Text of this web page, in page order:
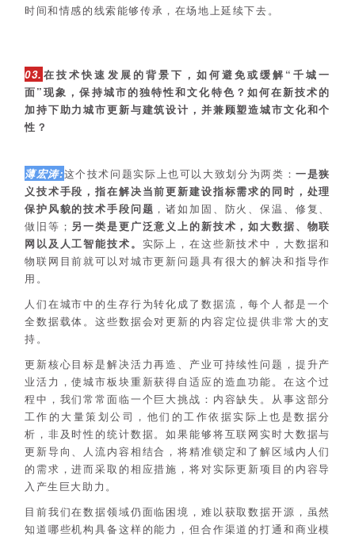
时间和情感的线索能够传承，在场地上延续下去。
03. 在技术快速发展的背景下，如何避免或缓解“千城一
面”现象，保持城市的独特性和文化特色？如何在新技术的
加持下助力城市更新与建筑设计，并兼顾塑造城市文化和个
性？
薄宏涛:这个技术问题实际上也可以大致划分为两类：一是狭
义技术手段，指在解决当前更新建设指标需求的同时，处理
保护风貌的技术手段问题 ，诸如加固、防火、保温、修复、
做旧等； 另一类是更广泛意义上的新技术，如大数据、物联
网以及人工智能技术。 实际上，在这些新技术中，大数据和
物联网目前就可以对城市更新问题具有很大的解决和指导作
用。
人们在城市中的生存行为转化成了数据流，每个人都是一个
全数据载体。这些数据会对更新的内容定位提供非常大的支
持。
更新核心目标是解决活力再造、产业可持续性问题，提升产
业活力，使城市板块重新获得自适应的造血功能。在这个过
程中，我们常常面临一个巨大挑战：内容缺失。从事这部分
工作的大量策划公司，他们的工作依据实际上也是数据分
析，非及时性的统计数据。如果能够将互联网实时大数据与
更新导向、人流内容相结合，将精准锁定和了解区域内人们
的需求，进而采取的相应措施，将对实际更新项目的内容导
入产生巨大助力。
目前我们在数据领域仍面临困境，难以获取数据开源，虽然
知道哪些机构具备这样的能力，但合作渠道的打通和商业模